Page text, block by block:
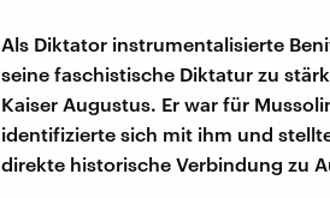
Als Diktator instrumentalisierte
seine faschistische Diktatur zu
Kaiser Augustus. Er war für
identifizierte sich mit ihm und
direkte historische Verbindung zu